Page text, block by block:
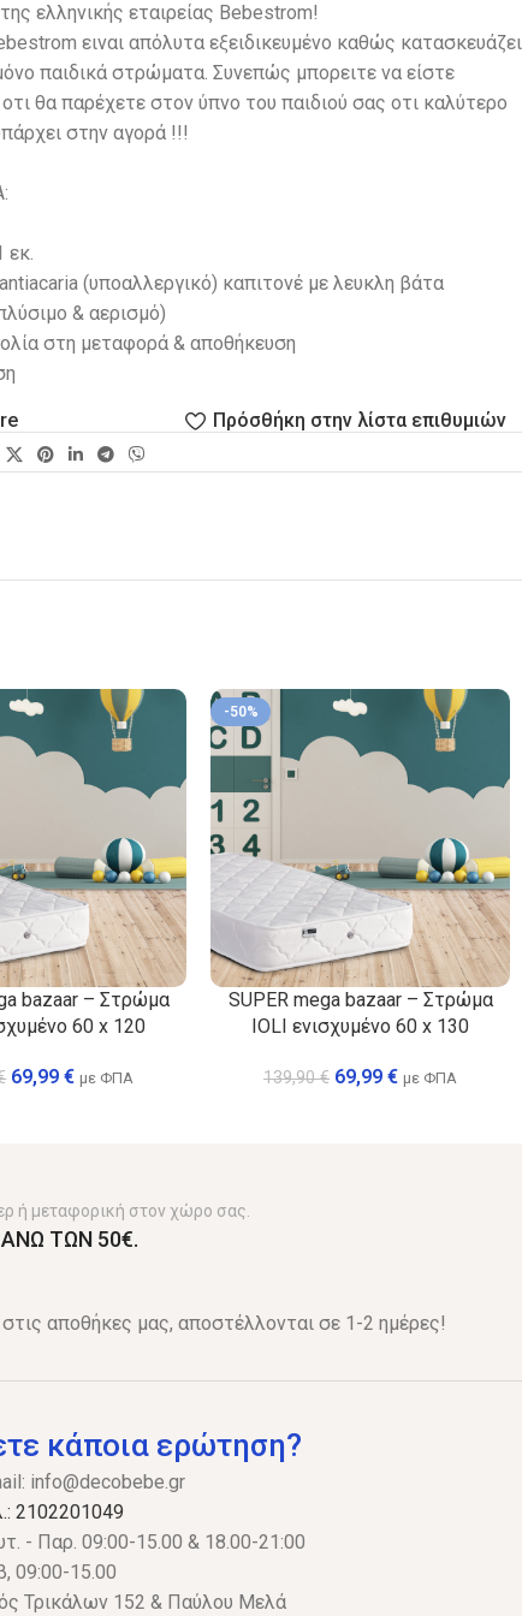
ελληνικής εταιρείας Bebestrom!
ειναι απόλυτα εξειδικευμένο καθώς κατασκευάζει
παιδικά στρώματα. Συνεπώς μπορειτε να είστε
θα παρέχετε στον ύπνο του παιδιού σας οτι καλύτερο
στην αγορά !!!
εκ.
(υποαλλεργικό) καπιτονέ με λευκλη βάτα
& αερισμό)
στη μεταφορά & αποθήκευση
Πρόσθήκη στην λίστα επιθυμιών
bazaar – Στρώμα
60 x 120
69,99€ με ΦΠΑ
-50%
SUPER mega bazaar – Στρώμα
IOLI ενισχυμένο 60 x 130
139,90€ 69,99€ με ΦΠΑ
ή μεταφορική στον χώρο σας.
ΤΩΝ 50€.
αποθήκες μας, αποστέλλονται σε 1-2 ημέρες!
κάποια ερώτηση?
info@decobebe.gr
2102201049
- Παρ. 09:00-15.00 & 18.00-21:00
09:00-15.00
Τρικάλων 152 & Παύλου Μελά